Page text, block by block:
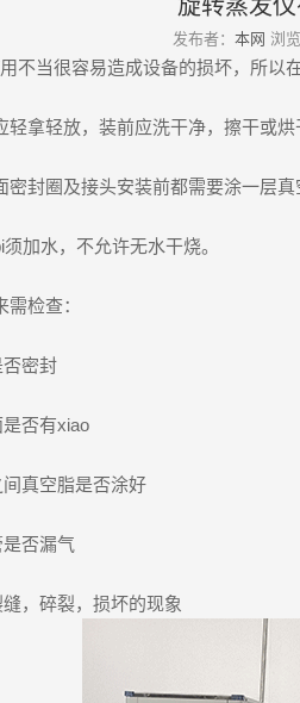
旋转蒸发
发布者： 本网 浏览
当很容易造成设备的损坏，所以在
拿轻放，装前应洗干净，擦干或烘
封圈及接头安装前都需要涂一层真
水，不允许无水干烧。
检查：
密封
否有xiao
真空脂是否涂好
否漏气
，碎裂，损坏的现象